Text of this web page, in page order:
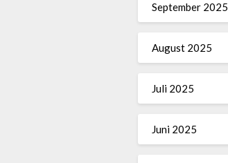
September 2025
August 2025
Juli 2025
Juni 2025